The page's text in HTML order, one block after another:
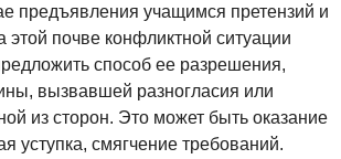
предъявления учащимся претензий и
этой почве конфликтной ситуации
способ ее разрешения,
вызвавшей разногласия или
из сторон. Это может быть оказание
уступка, смягчение требований.